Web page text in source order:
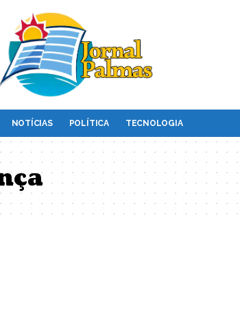
NOTÍCIAS POLÍTICA TECNOLOGIA